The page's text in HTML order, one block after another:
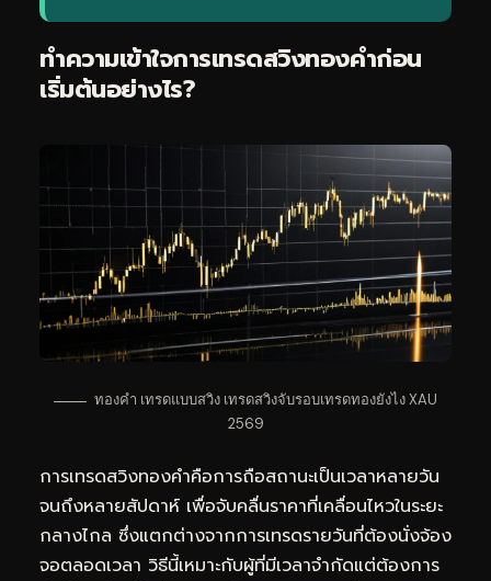
ทำความเข้าใจการเทรดสวิงทองคำก่อน
เริ่มต้นอย่างไร?
ทองคำ เทรดแบบสวิง เทรดสวิงจับรอบเทรดทองยังไง XAU
2569
การเทรดสวิงทองคำคือการถือสถานะเป็นเวลาหลายวัน
จนถึงหลายสัปดาห์ เพื่อจับคลื่นราคาที่เคลื่อนไหวในระยะ
กลางไกล ซึ่งแตกต่างจากการเทรดรายวันที่ต้องนั่งจ้อง
จอตลอดเวลา วิธีนี้เหมาะกับผู้ที่มีเวลาจำกัดแต่ต้องการ